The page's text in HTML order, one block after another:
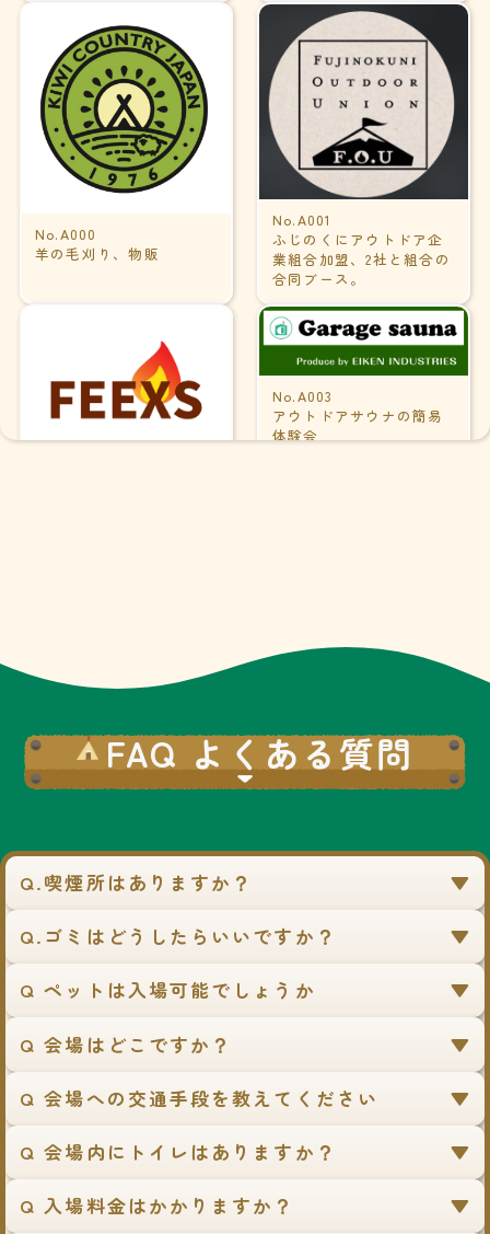
No.A000
羊の毛刈り、物販
No.A001
ふじのくにアウトドア企
業組合加盟、2社と組合の
合同ブース。
No.A003
アウトドアサウナの簡易
体験会
No.A004
ンの展示、販売。
No.A006
パフォーマーNAO
No.A007
ート&グリーティング
キャンピングカー2台と
SUV車の展示(予定)高品
菊川市役所 商工観光
No.A010
菊川市の観光スポットや
川駅開業イベントの周知
FAQ よくある質問
Q.喫煙所はありますか？
Q.ゴミはどうしたらいいですか？
Q ペットは入場可能でしょうか
Q 会場はどこですか？
Q 会場への交通手段を教えてください
Q 会場内にトイレはありますか？
Q 入場料金はかかりますか？